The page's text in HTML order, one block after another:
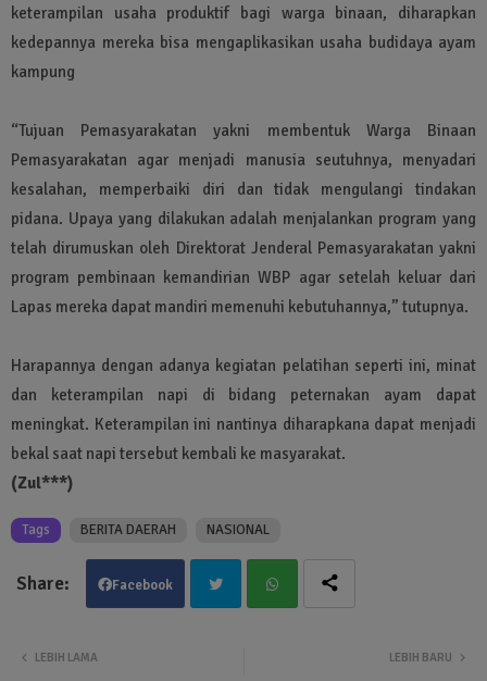
keterampilan usaha produktif bagi warga binaan, diharapkan
kedepannya mereka bisa mengaplikasikan usaha budidaya ayam
kampung
“Tujuan Pemasyarakatan yakni membentuk Warga Binaan
Pemasyarakatan agar menjadi manusia seutuhnya, menyadari
kesalahan, memperbaiki diri dan tidak mengulangi tindakan
pidana. Upaya yang dilakukan adalah menjalankan program yang
telah dirumuskan oleh Direktorat Jenderal Pemasyarakatan yakni
program pembinaan kemandirian WBP agar setelah keluar dari
Lapas mereka dapat mandiri memenuhi kebutuhannya,” tutupnya.
Harapannya dengan adanya kegiatan pelatihan seperti ini, minat
dan keterampilan napi di bidang peternakan ayam dapat
meningkat. Keterampilan ini nantinya diharapkana dapat menjadi
bekal saat napi tersebut kembali ke masyarakat.
(Zul***)
Tags BERITA DAERAH NASIONAL
Facebook
LEBIH BARU
LEBIH LAMA